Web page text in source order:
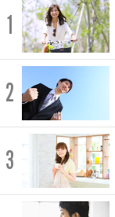
1
2
3